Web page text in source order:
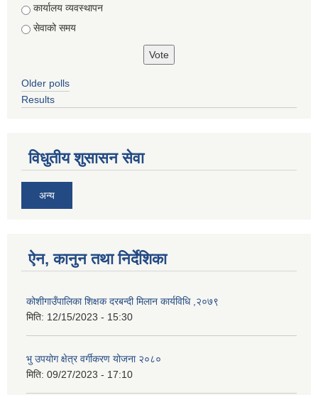
कार्यालय व्यवस्थापन
सेवाको समय
Older polls
Results
विधुतीय शुसासन सेवा
अन्य
ऐन, कानुन तथा निर्देशिका
कोशीगाउँपालिका शिक्षक दरबन्दी मिलान कार्यविधि ,२०७९
मिति: 12/15/2023 - 15:30
भु उपयोग क्षेत्र वर्गीकरण योजना २०८०
मिति: 09/27/2023 - 17:10